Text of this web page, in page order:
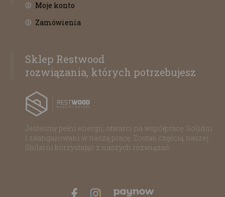
Moje konto
Zamówienia
Sklep Restwood
rozwiązania, których potrzebujesz
Jesteśmy pełni energii, otwarci na współpracę. Solidni
i zaangażowani w naszą pracę. Zostań częścią naszej
Stolarni korzystając z naszych rozwiązań